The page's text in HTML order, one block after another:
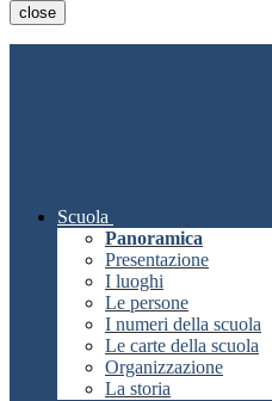
close
Scuola
Panoramica
Presentazione
I luoghi
Le persone
I numeri della scuola
Le carte della scuola
Organizzazione
La storia